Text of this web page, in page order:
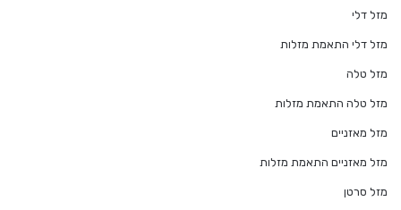
מזל דלי
מזל דלי התאמת מזלות
מזל טלה
מזל טלה התאמת מזלות
מזל מאזניים
מזל מאזניים התאמת מזלות
מזל סרטן